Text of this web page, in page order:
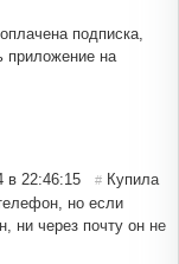
подписка,
приложение на
в 22:46:15 # Купила
но если
ни через почту он не